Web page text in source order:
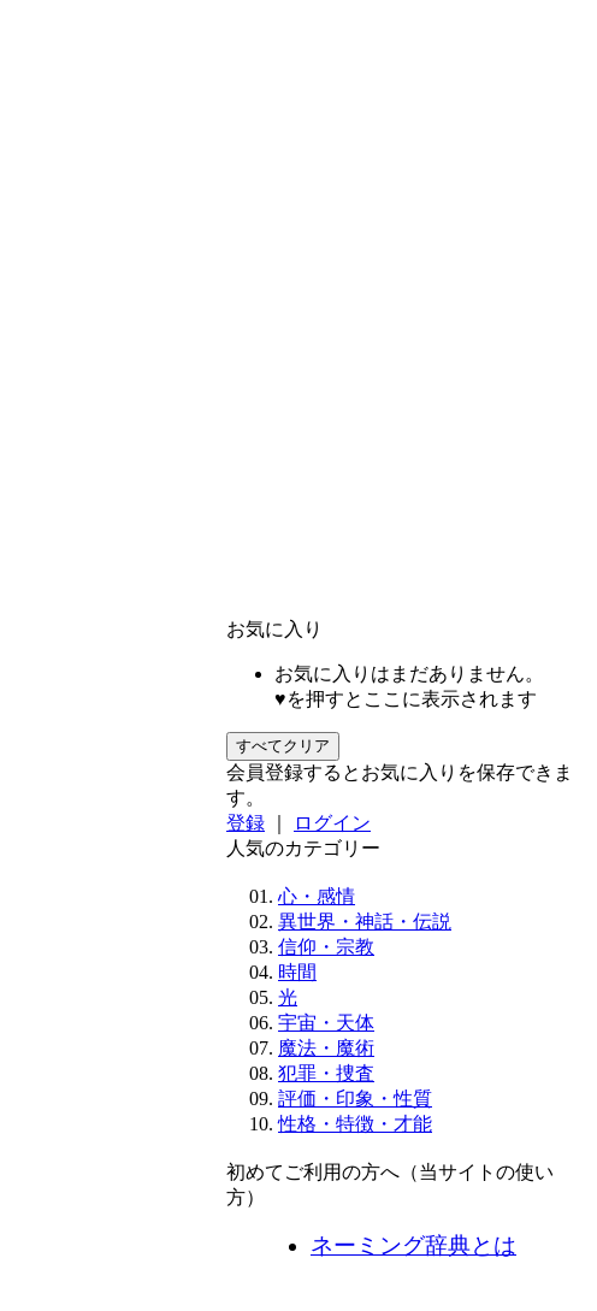
お気に入り
お気に入りはまだありません。
♥を押すとここに表示されます
すべてクリア
会員登録するとお気に入りを保存できま
す。
登録
ログイン
人気のカテゴリー
心・感情
異世界・神話・伝説
信仰・宗教
時間
光
宇宙・天体
魔法・魔術
犯罪・捜査
評価・印象・性質
性格・特徴・才能
初めてご利用の方へ（当サイトの使い
方）
ネーミング辞典とは